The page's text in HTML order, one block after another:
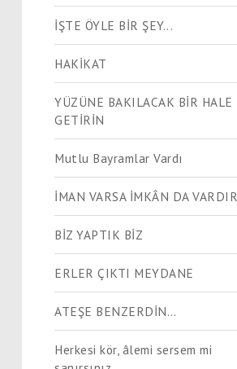
İŞTE ÖYLE BİR ŞEY...
HAKİKAT
YÜZÜNE BAKILACAK BİR HALE
GETİRİN
Mutlu Bayramlar Vardı
İMAN VARSA İMKÂN DA VARDIR
BİZ YAPTIK BİZ
ERLER ÇIKTI MEYDANE
ATEŞE BENZERDİN…
Herkesi kör, âlemi sersem mi